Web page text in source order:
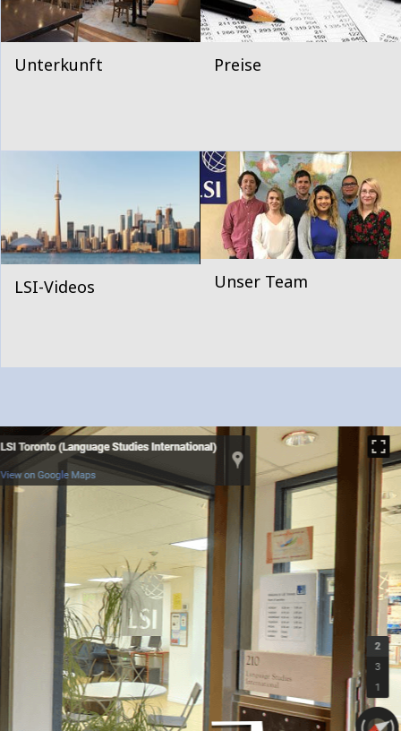
Unterkunft Preise
LSI-Videos Unser Team